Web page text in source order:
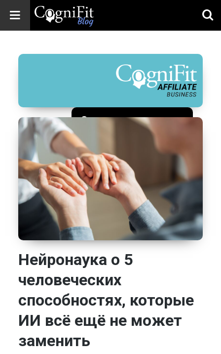
Blog: Brain
Wellness
Зарегистрироваться
Нейронаука о 5
человеческих
способностях, которые
ИИ всё ещё не может
заменить